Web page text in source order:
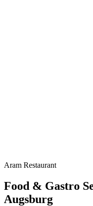
Aram Restaurant
Food & Gastro
Augsburg